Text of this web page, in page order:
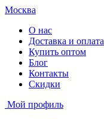
Москва
О нас
Доставка и оплата
Купить оптом
Блог
Контакты
Скидки
Мой профиль